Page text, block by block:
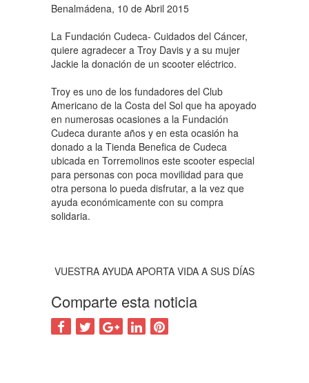
Benalmádena, 10 de Abril 2015
La Fundación Cudeca- Cuidados del Cáncer,
quiere agradecer a Troy Davis y a su mujer
Jackie la donación de un scooter eléctrico.
Troy es uno de los fundadores del Club
Americano de la Costa del Sol que ha apoyado
en numerosas ocasiones a la Fundación
Cudeca durante años y en esta ocasión ha
donado a la Tienda Benefica de Cudeca
ubicada en Torremolinos este scooter especial
para personas con poca movilidad para que
otra persona lo pueda disfrutar, a la vez que
ayuda económicamente con su compra
solidaria.
VUESTRA AYUDA APORTA VIDA A SUS DÍAS
Comparte esta noticia